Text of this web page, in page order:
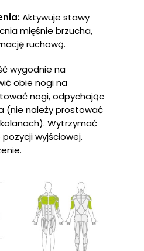
Aktywuje stawy
mięśnie brzucha,
ruchową.
wygodnie na
obie nogi na
nogi, odpychając
(nie należy prostować
Wytrzymać
wyjściowej.
Strona
O Nas